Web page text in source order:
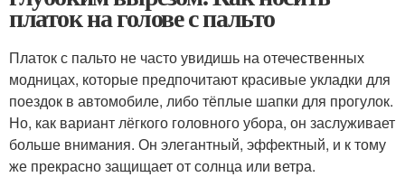
платок на голове с пальто
Платок с пальто не часто увидишь на отечественных
модницах, которые предпочитают красивые укладки для
поездок в автомобиле, либо тёплые шапки для прогулок.
Но, как вариант лёгкого головного убора, он заслуживает
больше внимания. Он элегантный, эффектный, и к тому
же прекрасно защищает от солнца или ветра.